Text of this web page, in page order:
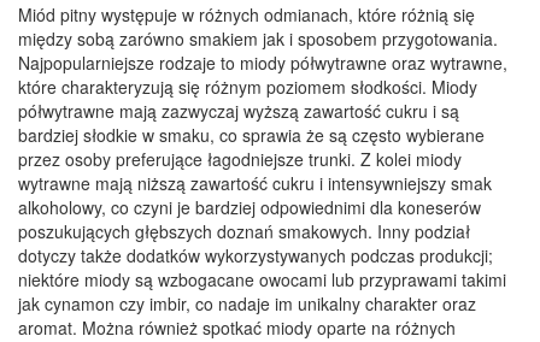
Miód pitny występuje w różnych odmianach, które różnią się
między sobą zarówno smakiem jak i sposobem przygotowania.
Najpopularniejsze rodzaje to miody półwytrawne oraz wytrawne,
które charakteryzują się różnym poziomem słodkości. Miody
półwytrawne mają zazwyczaj wyższą zawartość cukru i są
bardziej słodkie w smaku, co sprawia że są często wybierane
przez osoby preferujące łagodniejsze trunki. Z kolei miody
wytrawne mają niższą zawartość cukru i intensywniejszy smak
alkoholowy, co czyni je bardziej odpowiednimi dla koneserów
poszukujących głębszych doznań smakowych. Inny podział
dotyczy także dodatków wykorzystywanych podczas produkcji;
niektóre miody są wzbogacane owocami lub przyprawami takimi
jak cynamon czy imbir, co nadaje im unikalny charakter oraz
aromat. Można również spotkać miody oparte na różnych